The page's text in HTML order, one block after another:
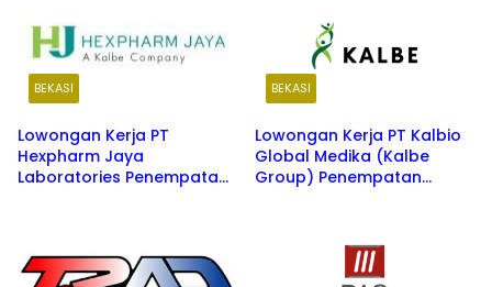
BEKASI
Lowongan Kerja PT
Hexpharm Jaya
Laboratories Penempatan
BEKASI
Lowongan Kerja PT Kalbio
Global Medika (Kalbe
Group) Penempatan